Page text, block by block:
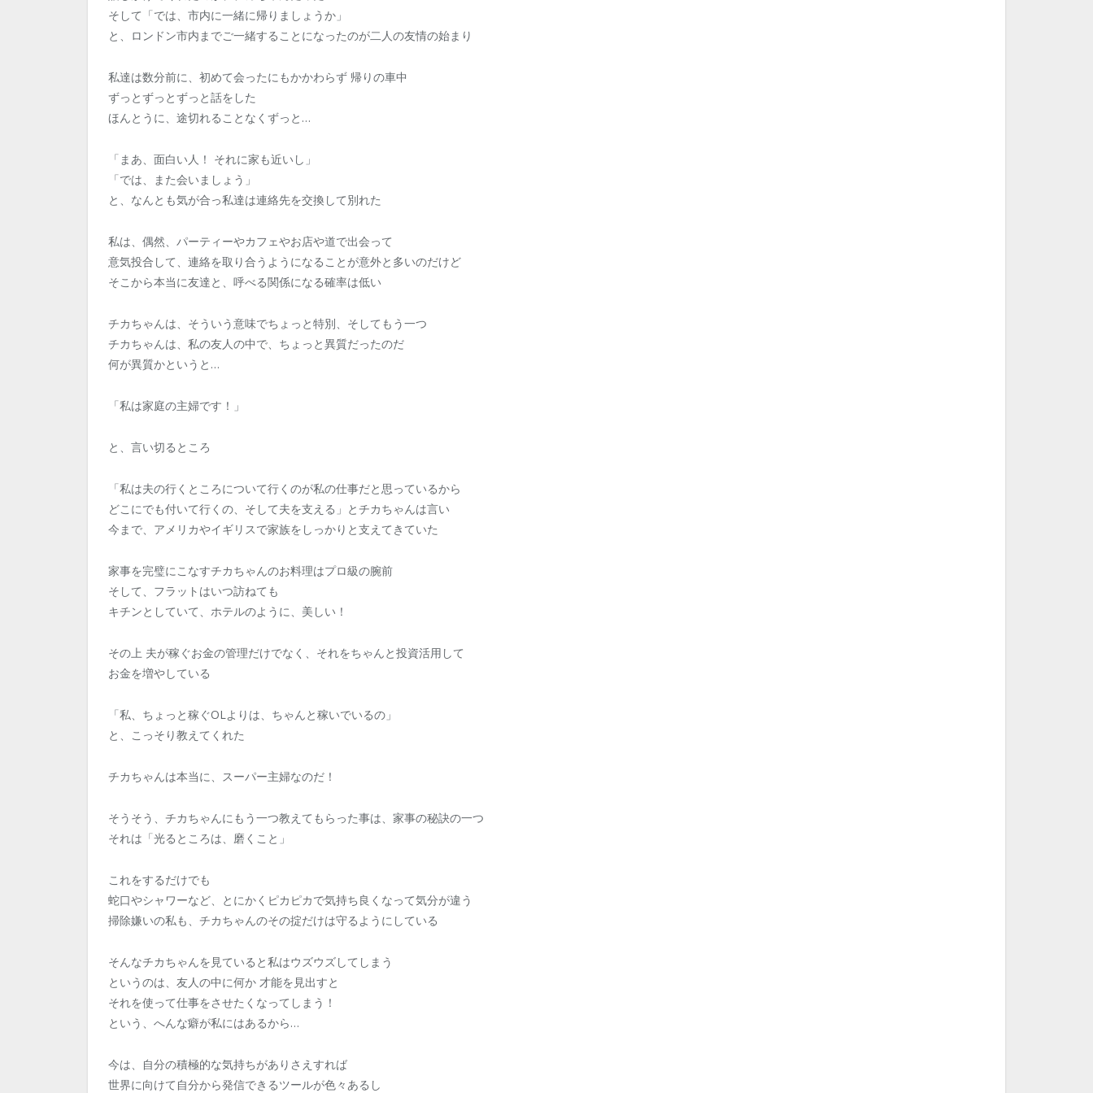
そして「では、市内に一緒に帰りましょうか」
と、ロンドン市内までご一緒することになったのが二人の友情の始まり
私達は数分前に、初めて会ったにもかかわらず 帰りの車中
ずっとずっとずっと話をした
ほんとうに、途切れることなくずっと…
「まあ、面白い人！ それに家も近いし」
「では、また会いましょう」
と、なんとも気が合っ私達は連絡先を交換して別れた
私は、偶然、パーティーやカフェやお店や道で出会って
意気投合して、連絡を取り合うようになることが意外と多いのだけど
そこから本当に友達と、呼べる関係になる確率は低い
チカちゃんは、そういう意味でちょっと特別、そしてもう一つ
チカちゃんは、私の友人の中で、ちょっと異質だったのだ
何が異質かというと…
「私は家庭の主婦です！」
と、言い切るところ
「私は夫の行くところについて行くのが私の仕事だと思っているから
どこにでも付いて行くの、そして夫を支える」とチカちゃんは言い
今まで、アメリカやイギリスで家族をしっかりと支えてきていた
家事を完璧にこなすチカちゃんのお料理はプロ級の腕前
そして、フラットはいつ訪ねても
キチンとしていて、ホテルのように、美しい！
その上 夫が稼ぐお金の管理だけでなく、それをちゃんと投資活用して
お金を増やしている
「私、ちょっと稼ぐOLよりは、ちゃんと稼いでいるの」
と、こっそり教えてくれた
チカちゃんは本当に、スーパー主婦なのだ！
そうそう、チカちゃんにもう一つ教えてもらった事は、家事の秘訣の一つ
それは「光るところは、磨くこと」
これをするだけでも
蛇口やシャワーなど、とにかくピカピカで気持ち良くなって気分が違う
掃除嫌いの私も、チカちゃんのその掟だけは守るようにしている
そんなチカちゃんを見ていると私はウズウズしてしまう
というのは、友人の中に何か 才能を見出すと
それを使って仕事をさせたくなってしまう！
という、へんな癖が私にはあるから…
今は、自分の積極的な気持ちがありさえすれば
世界に向けて自分から発信できるツールが色々あるし